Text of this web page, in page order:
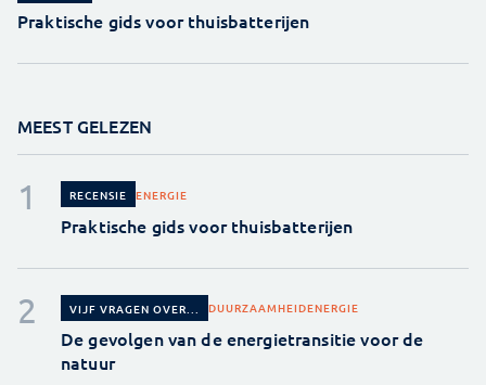
Praktische gids voor thuisbatterijen
MEEST GELEZEN
RECENSIE ENERGIE
Praktische gids voor thuisbatterijen
VIJF VRAGEN OVER... DUURZAAMHEIDENERGIE
De gevolgen van de energietransitie voor de
natuur